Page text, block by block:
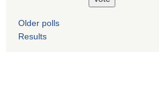
Older polls
Results